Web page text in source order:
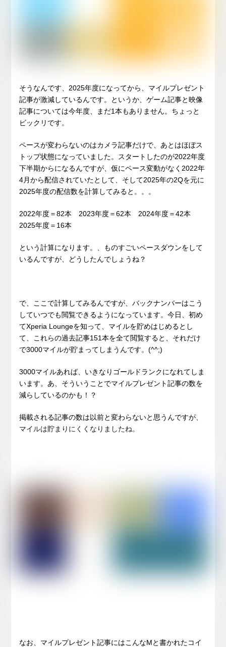
そうなんです、2025年度になってから、マイルプレゼント
記事が激減しているんです。というか、ゲーム記事と映像
記事については今年度、まだ1本もありません。ちょっと
ビックリです。
ペースが変わらないのはカメラ記事だけで、あとはほぼス
トップ状態になっていました。スタートしたのが2022年度
下半期からになるんですが、仮にペース変動がなく2022年
4月から配信されていたとして、そして2025年の2Qを元に
2025年度の配信数を計算してみると。。。
2022年度＝82本 2023年度＝62本 2024年度＝42本
2025年度＝16本
という計算になります。、ものすごいペースダウンをして
いるんですが、どうしたんでしょうね？
で、ここで計算してみるんですが、バックナンバーはこう
していつでも閲覧できるようになっています。今日、初め
てXperia Loungeを知って、マイルを貯めはじめるとし
て、これらの過去記事151本を全て閲覧すると、それだけ
で3000マイルが貯まってしまうんです。(^^;)
3000マイルあれば、いきなりゴールドランクになれてしま
います。あ、そういうことでマイルプレゼント記事の数を
減らしているのかも！？
掲載される記事の数は以前と変わらないと思うんですが、
マイルは貯まりにくくなりましたね。
なお、マイルプレゼント記事にはこんなMと書かれたコイ